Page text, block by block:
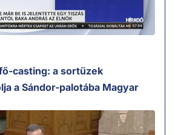
casting: a sortüzek
a Sándor-palotába Magyar